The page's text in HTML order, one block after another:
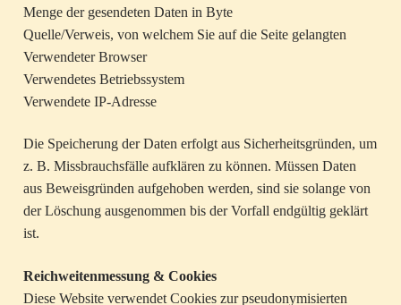
Menge der gesendeten Daten in Byte
Quelle/Verweis, von welchem Sie auf die Seite gelangten
Verwendeter Browser
Verwendetes Betriebssystem
Verwendete IP-Adresse
Die Speicherung der Daten erfolgt aus Sicherheitsgründen, um
z. B. Missbrauchsfälle aufklären zu können. Müssen Daten
aus Beweisgründen aufgehoben werden, sind sie solange von
der Löschung ausgenommen bis der Vorfall endgültig geklärt
ist.
Reichweitenmessung & Cookies
Diese Website verwendet Cookies zur pseudonymisierten